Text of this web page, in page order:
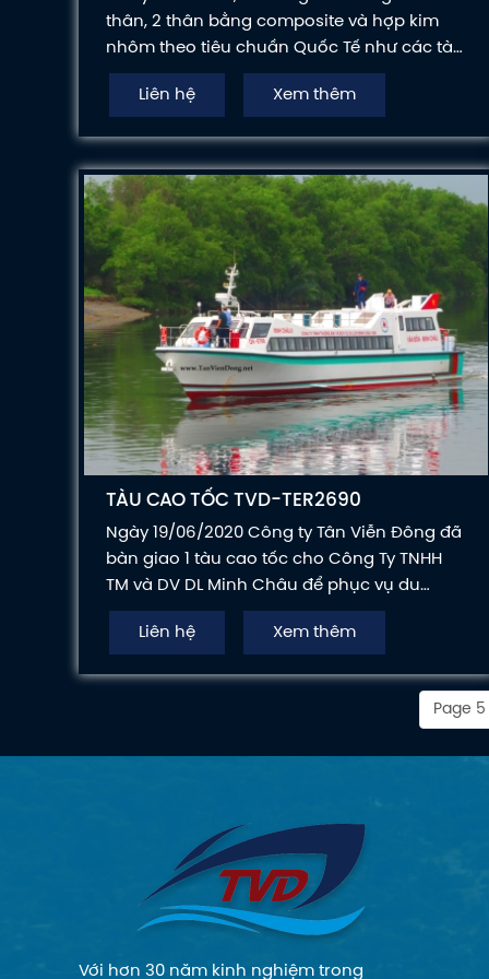
thân, 2 thân bằng composite và hợp kim
nhôm theo tiêu chuần Quốc Tế như các tàu
chuyên dụng phục vụ công tác, cao tốc
chở khách, tàu nhà hàng sang trọng nhiều
Liên hệ Xem thêm
TÀU CAO TỐC TVD-TER2690
Ngày 19/06/2020 Công ty Tân Viễn Đông đã
bàn giao 1 tàu cao tốc cho Công Ty TNHH
TM và DV DL Minh Châu để phục vụ du
khách tuyến Vân Đồn - Minh Châu.
Liên hệ
Xem thêm
Page
Với hơn 30 năm kinh nghiệm trong